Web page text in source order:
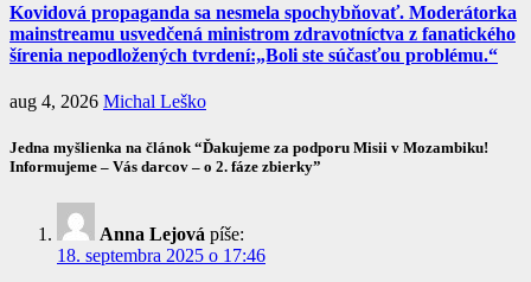
Kovidová propaganda sa nesmela spochybňovať. Moderátorka
mainstreamu usvedčená ministrom zdravotníctva z fanatického
šírenia nepodložených tvrdení:„Boli ste súčasťou problému.“
aug 4, 2026 Michal Leško
Jedna myšlienka na článok “Ďakujeme za podporu Misii v Mozambiku!
Informujeme – Vás darcov – o 2. fáze zbierky”
Anna Lejová píše:
18. septembra 2025 o 17:46